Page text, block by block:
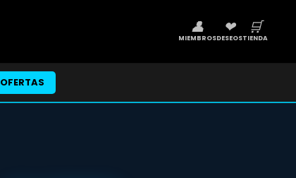
👤
MIEMBROS
❤
DESEOS
🛒
TIENDA
OFERTAS